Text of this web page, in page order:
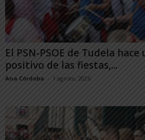
El PSN-PSOE de Tudela
positivo de las fiestas,...
Ana Córdoba - 1 agosto, 2026